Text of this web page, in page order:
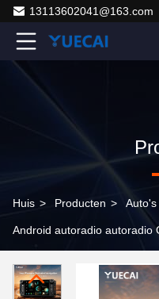
13113602041@163.com
Huis > Producten >
Android autoradio autoradio
Wrangler